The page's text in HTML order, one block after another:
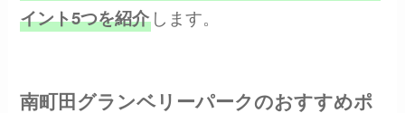
イント5つを紹介 します。
南町田グランベリーパークのおすすめポ